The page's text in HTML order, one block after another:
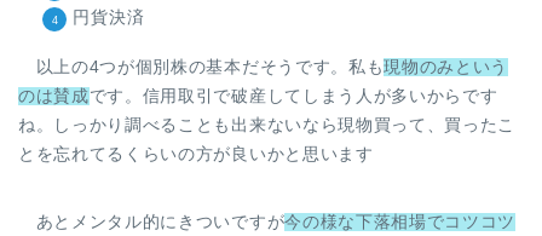
円貨決済
以上の4つが個別株の基本だそうです。私も現物のみという
のは賛成です。信用取引で破産してしまう人が多いからです
ね。しっかり調べることも出来ないなら現物買って、買ったこ
とを忘れてるくらいの方が良いかと思います
あとメンタル的にきついですが今の様な下落相場でコツコツ